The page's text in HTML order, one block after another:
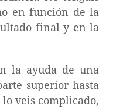
en función de la
final y en la
la ayuda de una
superior hasta
veis complicado,